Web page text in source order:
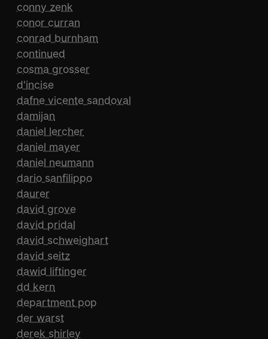
conny zenk
conor curran
conrad burnham
continued
cosma grosser
d'incise
dafne vicente sandoval
damijan
daniel lercher
daniel mayer
daniel neumann
dario sanfilippo
daurer
david grove
david pridal
david schweighart
david seitz
dawid liftinger
dd kern
department pop
der warst
derek shirley